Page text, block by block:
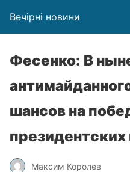
Вечірні новини
Фесенко: В
шансов на
Максим Королев